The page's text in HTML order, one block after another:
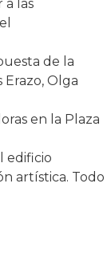
las
de la
Olga
en la Plaza
edificio
artística. Todo